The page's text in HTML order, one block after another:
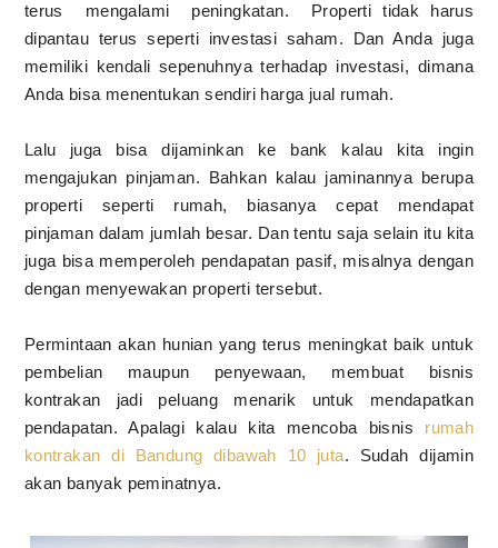
terus mengalami peningkatan. Properti tidak harus
dipantau terus seperti investasi saham. Dan Anda juga
memiliki kendali sepenuhnya terhadap investasi, dimana
Anda bisa menentukan sendiri harga jual rumah.
Lalu juga bisa dijaminkan ke bank kalau kita ingin
mengajukan pinjaman. Bahkan kalau jaminannya berupa
properti seperti rumah, biasanya cepat mendapat
pinjaman dalam jumlah besar. Dan tentu saja selain itu kita
juga bisa memperoleh pendapatan pasif, misalnya dengan
dengan menyewakan properti tersebut.
Permintaan akan hunian yang terus meningkat baik untuk
pembelian maupun penyewaan, membuat bisnis
kontrakan jadi peluang menarik untuk mendapatkan
pendapatan. Apalagi kalau kita mencoba bisnis rumah
kontrakan di Bandung dibawah 10 juta. Sudah dijamin
akan banyak peminatnya.